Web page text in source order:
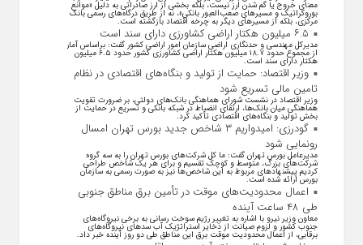
معنای خروج یا گم شدن ارز نیست، بلکه بخشی از ارز صادراتی به دلیل «موانع
بوروکراتیک و مسیر‌های صعب‌العبور بانکی»، نه از طریق درگاه‌های رسمی بانک
مرکزی، بلکه از مسیر‌های دیگر به چرخه اقتصاد بازگشته است.
۶.۵ میلیون هکتار اراضی کشاورزی دارای سند است
مدیرکل مهندسی و حدنگاری اراضی سازمان امور اراضی کشور گفت: براساس آمار
از مجموع حدود ۱۸.۷ میلیون هکتار اراضی کشاورزی کشور حدود ۶.۵ میلیون
هکتار دارای سند است.
وزیر اقتصاد: حمایت از تولید و بنگاه‌های اقتصادی در نظام
تامین مالی تسریع شود
وزیر اقتصاد در نشست شورای هماهنگی بانک‌های دولتی، بر ضرورت تقویت
هماهنگی میان بانک‌ها، ارتقای انضباط در شبکه بانکی و تسریع در حمایت از
بخش تولید و بنگاه‌های اقتصادی تأکید کرد.
گودرزی: امیدواریم ۳ شاخص جدید بورس تهران امسال
رونمایی شود
مدیرعامل بورس تهران گفت: ما کل شرکت‌های بورس تهران را به سه گروه
شرکت‌های بزرگ، متوسط و کوچک تقسیم و برای هر یک شاخص طراحی
کردیم پیشنهاد‌های مربوط به این شاخص‌ها نیز به صورت رسمی به سازمان
بورس ارائه شده است.
اعمال محدودیت‌های موقت در تأمین برق مناطق جنوبی
طی ۴۸ ساعت آینده
معاون وزیر نیرو با اشاره به تغییر رژیم سوخت رسانی به برخی نیروگاه‌های
جنوب کشور و لزوم صیانت از ذخایر استراتژیک آب سد‌های نیروگاه‌های
برقابی، از اعمال محدودیت‌ موقت برق این مناطق طی دو روز آینده خبر داد.